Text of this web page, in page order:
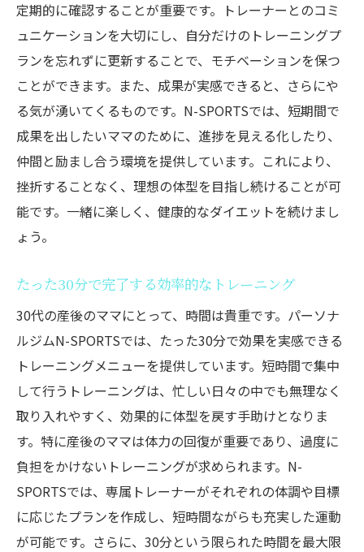
定期的に確認することが重要です。トレーナーとのコミ
ュニケーションを大切にし、自分だけのトレーニングプ
ランを忘れずに更新することで、モチベーションを保つ
ことができます。また、成果が実感できると、さらにや
る気が湧いてくるものです。N-SPORTSでは、短期間で
成果を出したいママのために、進捗を見える化したり、
仲間と励まし合う環境を提供しています。これにより、
挫折することなく、理想の体型を目指し続けることが可
能です。一緒に楽しく、健康的なダイエットを続けまし
ょう。
たった30分で完了する効率的なトレーニング
30代の産後のママにとって、時間は貴重です。パーソナ
ルジムN-SPORTSでは、たった30分で効果を実感できる
トレーニングメニューを提供しています。短時間で集中
して行うトレーニングは、忙しい日々の中でも無理なく
取り入れやすく、効果的に体型を戻す手助けとなりま
す。特に産後のママは体力の回復が重要であり、過度に
負担をかけないトレーニングが求められます。N-
SPORTSでは、専属トレーナーがそれぞれの体調や目標
に応じたプランを作成し、短時間ながらも充実した運動
が可能です。さらに、30分という限られた時間を最大限